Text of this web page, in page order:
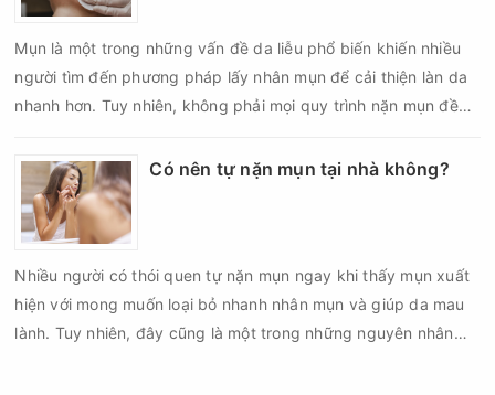
Mụn là một trong những vấn đề da liễu phổ biến khiến nhiều
người tìm đến phương pháp lấy nhân mụn để cải thiện làn da
nhanh hơn. Tuy nhiên, không phải mọi quy trình nặn mụn đều
sai kỹ thuật hoặc lấy nhân mụn không đúng thời điểm, làn da
có thể đối mặt với nguy cơ viêm nhiễm, thâm sau mụn và thậm
chí là sẹo rỗ. Vậy nặn mụn chuẩn y khoa là gì và một quy trình
đạt tiêu chuẩn cần đáp ứng những yêu cầu nào?
Có nên tự nặn mụn tại nhà không?
Nhiều người có thói quen tự nặn mụn ngay khi thấy mụn xuất
hiện với mong muốn loại bỏ nhanh nhân mụn và giúp da mau
lành. Tuy nhiên, đây cũng là một trong những nguyên nhân